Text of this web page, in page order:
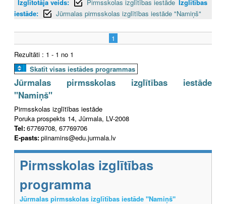
Izglītotāja veids:
Pirmsskolas izglītības iestāde Izglītības
iestāde:
Jūrmalas pirmsskolas izglītības iestāde "Namiņš"
1
Rezultāti : 1 - 1 no 1
Skatīt visas iestādes programmas
Jūrmalas pirmsskolas izglītības iestāde
"Namiņš"
Pirmsskolas izglītības iestāde
Poruka prospekts 14, Jūrmala, LV-2008
Tel:67769708, 67769706
E-pasts:piinamins@edu.jurmala.lv
Pirmsskolas izglītības
programma
Jūrmalas pirmsskolas izglītības iestāde "Namiņš"